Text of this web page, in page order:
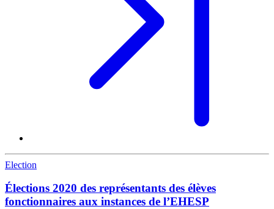
Election
Élections 2020 des représentants des élèves
fonctionnaires aux instances de l’EHESP